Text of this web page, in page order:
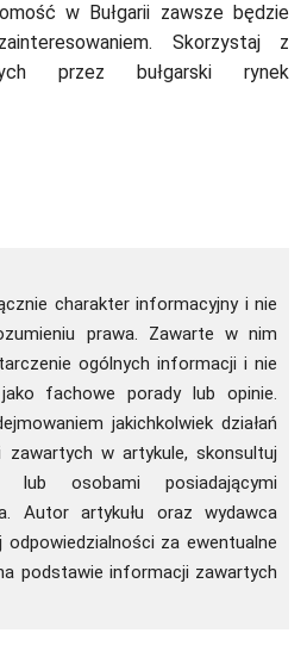
w Bułgarii zawsze będzie
Skorzystaj z
przez bułgarski rynek
charakter informacyjny i nie
prawa. Zawarte w nim
ogólnych informacji i nie
fachowe porady lub opinie.
jakichkolwiek działań
w artykule, skonsultuj
osobami posiadającymi
Autor artykułu oraz wydawca
za ewentualne
podstawie informacji zawartych